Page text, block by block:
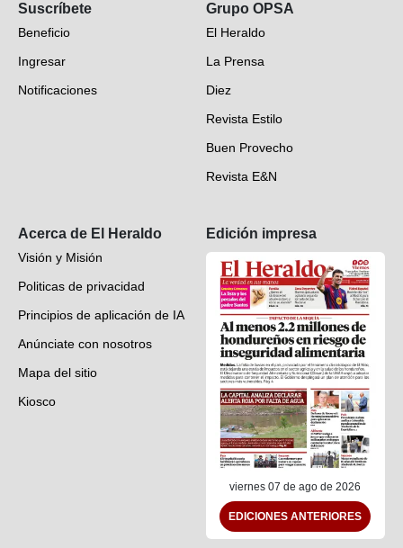
EH Verifica
Fotogalerías
Deportes
Videos
Suscríbete
Beneficio
Ingresar
Notificaciones
Grupo OPSA
El Heraldo
La Prensa
Diez
Revista Estilo
Buen Provecho
Revista E&N
Acerca de El Heraldo
Visión y Misión
Politicas de privacidad
Principios de aplicación de IA
Anúnciate con nosotros
Mapa del sitio
Kiosco
Edición impresa
viernes 07 de ago de 2026
EDICIONES ANTERIORES